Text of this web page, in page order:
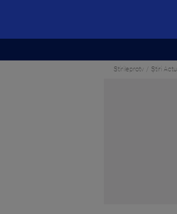
Stirileprotv Știri